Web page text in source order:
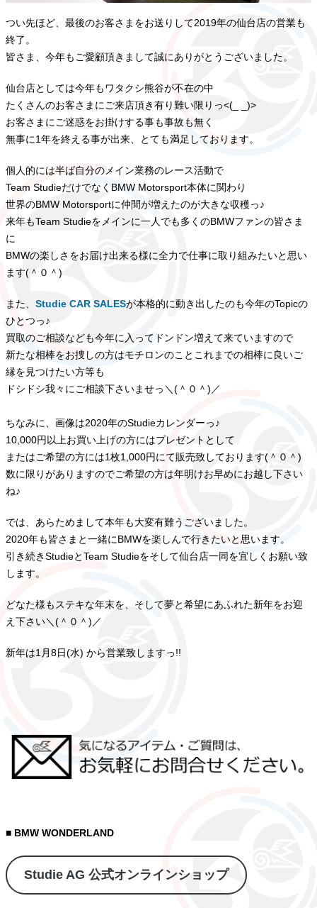
つい先ほど、最後のお客さまをお送りして2019年の仙台店の営業も
終了。
皆さま、今年もご愛顧頂きまして誠にありがとうございました。
仙台店としては今年もワタクシ熊谷が不在の中
たくさんのお客さまにご来店頂き有り難い限りっ<(_ _)>
お客さまにご迷惑をお掛けする事も事故も無く
無事に1年を終える事が出来、とても満足しております。
個人的には半ば自分のメイン業務のレース活動で
Team StudieだけでなくBMW Motorsport本体に関わり
世界のBMW Motorsportに仲間が増えたのが大きな収穫っ♪
来年もTeam Studieをメインに一人でも多くのBMWファンの皆さま
に
BMWの楽しさをお届け出来る様に全力で仕事に取り組みたいと思い
ます(＾０＾)
また、 Studie CAR SALESが本格的に動き出したのも今年のTopicの
ひとつっ♪
買取のご相談なども今年に入ってドンドン増えて来ていますので
新たな相棒をお捜しの方はモチロンのことこれまでの相棒に良いご
縁を見つけたい方等も
ドシドシ我々にご相談下さいませっ＼(＾０＾)／
ちなみに、画像は2020年のStudieカレンダーっ♪
10,000円以上お買い上げの方にはプレゼントとして
またはご希望の方には1枚1,000円にて販売致しております(＾０＾)
数に限りがありますのでご希望の方は年明けお早めにお越し下さい
ね♪
では、あらためまして本年も大変有難うございました。
2020年も皆さまと一緒にBMWを楽しんで行きたいと思います。
引き続きStudieとTeam Studieをそして仙台店一同を宜しくお願い致
します。
どなた様もステキな年末を、そして夢と希望にあふれた新年をお迎
え下さい＼(＾０＾)／
新年は1月8日(水) から営業致しますっ!!
■ BMW WONDERLAND
Studie AG 公式オンラインショップ